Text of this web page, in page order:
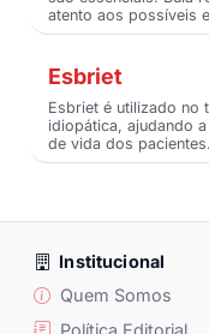
atento aos possíveis
Esbriet
Esbriet é utilizado no
idiopática, ajudando
de vida dos pacientes.
Institucional
Quem Somos
Política Editorial